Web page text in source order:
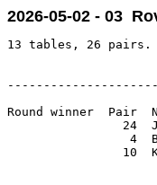
2026-05-02 - 03
13 tables, 26 pairs.
Round winner
24
4
10